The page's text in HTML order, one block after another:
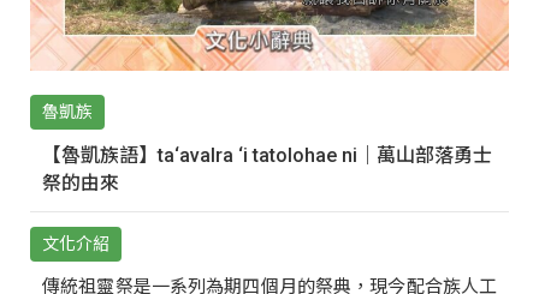
魯凱族
【魯凱族語】ta‘avalra ‘i tatolohae ni｜萬山部落勇士
祭的由來
文化介紹
傳統祖靈祭是一系列為期四個月的祭典，現今配合族人工